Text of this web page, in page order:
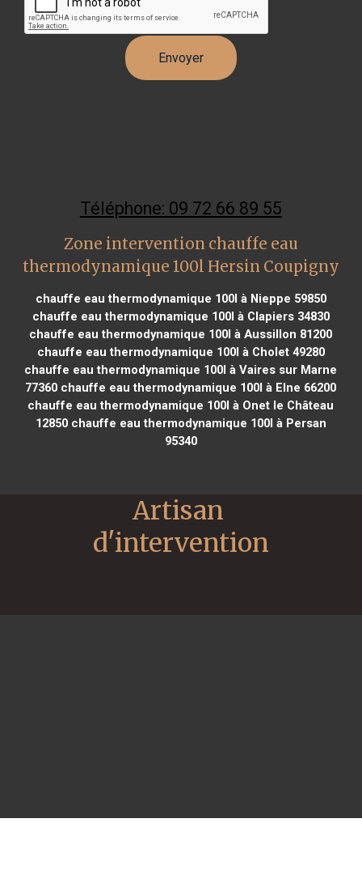
Téléphone: 09 72 66 89 55
Zone intervention chauffe eau
thermodynamique 100l Hersin Coupigny
chauffe eau thermodynamique 100l à Nieppe 59850
chauffe eau thermodynamique 100l à Clapiers 34830
chauffe eau thermodynamique 100l à Aussillon 81200
chauffe eau thermodynamique 100l à Cholet 49280
chauffe eau thermodynamique 100l à Vaires sur Marne
77360 chauffe eau thermodynamique 100l à Elne 66200
chauffe eau thermodynamique 100l à Onet le Château
12850chauffe eau thermodynamique 100l à Persan
95340
Artisan
d'intervention